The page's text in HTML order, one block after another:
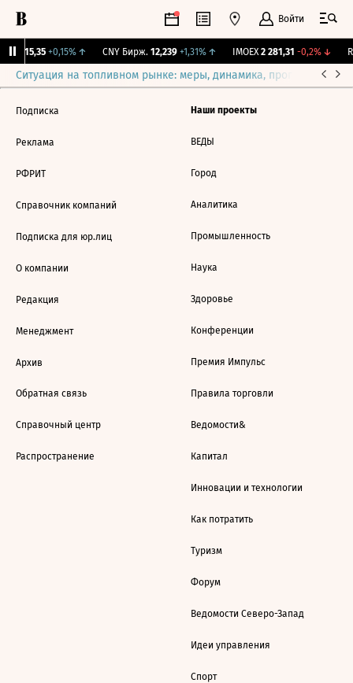
Войти
115,35 +0,15%↑ CNY Бирж. 12,239 +1,31%↑ IMOEX 2 281,31 -0,2%↓
Ситуация на топливном рынке: меры, динамика, прогнозы
Подписка
Реклама
РФРИТ
Справочник компаний
Подписка для юр.лиц
О компании
Редакция
Менеджмент
Архив
Обратная связь
Справочный центр
Распространение
Наши проекты
ВЕДЫ
Город
Аналитика
Промышленность
Наука
Здоровье
Конференции
Премия Импульс
Правила торговли
Ведомости&
Капитал
Инновации и технологии
Как потратить
Туризм
Форум
Ведомости Северо-Запад
Идеи управления
Спорт